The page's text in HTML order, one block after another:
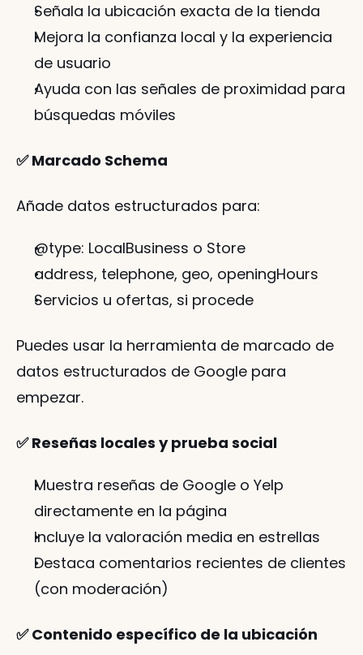
Señala la ubicación exacta de la tienda
Mejora la confianza local y la experiencia
de usuario
Ayuda con las señales de proximidad para
búsquedas móviles
✅ Marcado Schema
Añade datos estructurados para:
@type: LocalBusiness o Store
address, telephone, geo, openingHours
Servicios u ofertas, si procede
Puedes usar la herramienta de marcado de
datos estructurados de Google para
empezar.
✅ Reseñas locales y prueba social
Muestra reseñas de Google o Yelp
directamente en la página
Incluye la valoración media en estrellas
Destaca comentarios recientes de clientes
(con moderación)
✅ Contenido específico de la ubicación